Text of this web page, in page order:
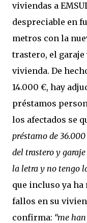
viviendas a
despreciable en
metros con la
trastero, el garaje
vivienda. De
14.000 €, hay
préstamos
los afectados se
préstamo de
del trastero y
la letra y no tengo
que incluso ya
fallos en su
confirma: “me